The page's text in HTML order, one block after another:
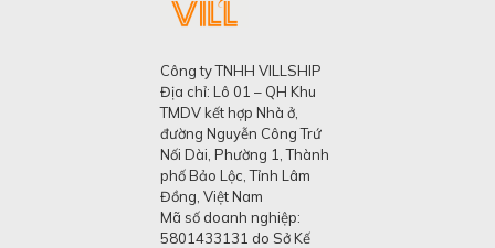
Công ty TNHH VILLSHIP
Địa chỉ: Lô 01 – QH Khu
TMDV kết hợp Nhà ở,
đường Nguyễn Công Trứ
Nối Dài, Phường 1, Thành
phố Bảo Lộc, Tỉnh Lâm
Đồng, Việt Nam
Mã số doanh nghiệp:
5801433131 do Sở Kế